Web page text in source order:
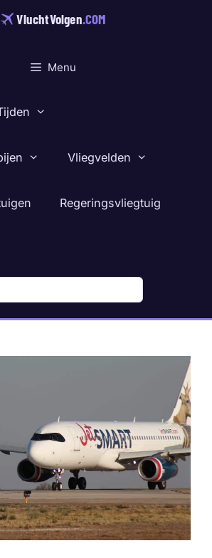
VluchtVolgen.COM
Menu
Vliegvelden
Regeringsvliegtuig